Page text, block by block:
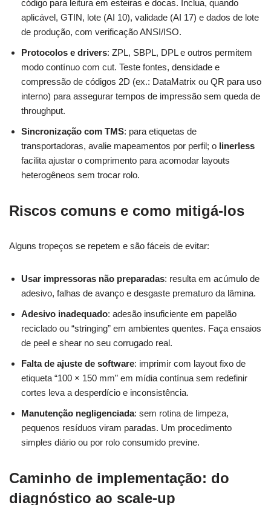
código para leitura em esteiras e docas. Inclua, quando
aplicável, GTIN, lote (AI 10), validade (AI 17) e dados de lote
de produção, com verificação ANSI/ISO.
Protocolos e drivers: ZPL, SBPL, DPL e outros permitem
modo contínuo com cut. Teste fontes, densidade e
compressão de códigos 2D (ex.: DataMatrix ou QR para uso
interno) para assegurar tempos de impressão sem queda de
throughput.
Sincronização com TMS: para etiquetas de
transportadoras, avalie mapeamentos por perfil; o linerless
facilita ajustar o comprimento para acomodar layouts
heterogêneos sem trocar rolo.
Riscos comuns e como mitigá-los
Alguns tropeços se repetem e são fáceis de evitar:
Usar impressoras não preparadas: resulta em acúmulo de
adesivo, falhas de avanço e desgaste prematuro da lâmina.
Adesivo inadequado: adesão insuficiente em papelão
reciclado ou “stringing” em ambientes quentes. Faça ensaios
de peel e shear no seu corrugado real.
Falta de ajuste de software: imprimir com layout fixo de
etiqueta “100 × 150 mm” em mídia contínua sem redefinir
cortes leva a desperdício e inconsistência.
Manutenção negligenciada: sem rotina de limpeza,
pequenos resíduos viram paradas. Um procedimento
simples diário ou por rolo consumido previne.
Caminho de implementação: do
diagnóstico ao scale‑up